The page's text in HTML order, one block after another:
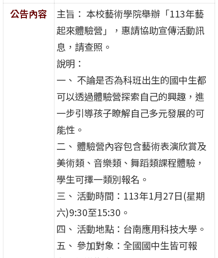
公告內容
主旨： 本校藝術學院舉辦「113年藝
起來體驗營」，惠請協助宣傳活動訊
息，請查照。
說明：
一、 不論是否為科班出生的國中生都
可以透過體驗營探索自己的興趣，進
一步引導孩子瞭解自己多元發展的可
能性。
二、 體驗營內容包含藝術表演欣賞及
美術類、音樂類、舞蹈類課程體驗，
學生可擇一類別報名。
三、 活動時間：113年1月27日(星期
六)9:30至15:30。
四、 活動地點：台南應用科技大學。
五、 參加對象：全國國中生皆可報